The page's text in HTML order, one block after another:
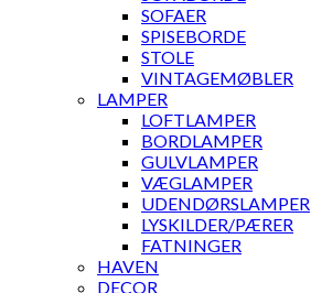
SOFAER
SPISEBORDE
STOLE
VINTAGEMØBLER
LAMPER
LOFTLAMPER
BORDLAMPER
GULVLAMPER
VÆGLAMPER
UDENDØRSLAMPER
LYSKILDER/PÆRER
FATNINGER
HAVEN
DECOR